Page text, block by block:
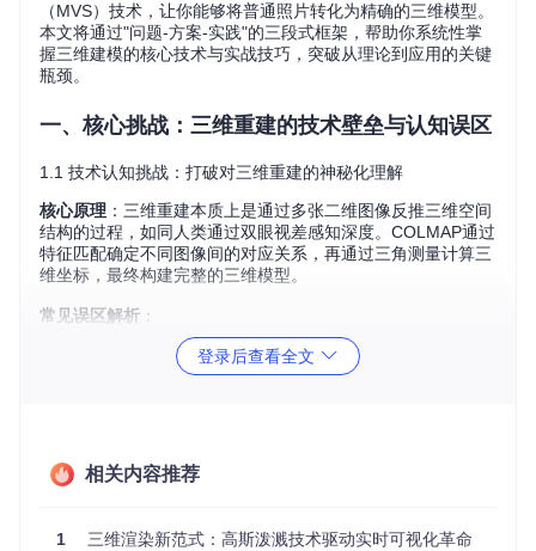
（MVS）技术，让你能够将普通照片转化为精确的三维模型。
本文将通过"问题-方案-实践"的三段式框架，帮助你系统性掌
握三维建模的核心技术与实战技巧，突破从理论到应用的关键
瓶颈。
一、核心挑战：三维重建的技术壁垒与认知误区
1.1 技术认知挑战：打破对三维重建的神秘化理解
核心原理 ：三维重建本质上是通过多张二维图像反推三维空间
结构的过程，如同人类通过双眼视差感知深度。COLMAP通过
特征匹配确定不同图像间的对应关系，再通过三角测量计算三
维坐标，最终构建完整的三维模型。
常见误区解析 ：
正确理解
果越好
件问题
操作
登录后查看全文
相关内容推荐
1 三维渲染新范式：高斯泼溅技术驱动实时可视化革命